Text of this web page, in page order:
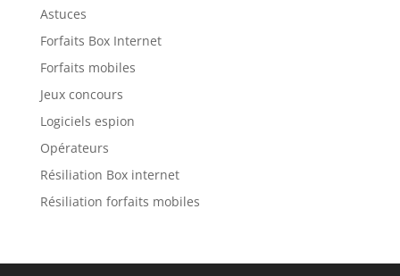
Astuces
Forfaits Box Internet
Forfaits mobiles
Jeux concours
Logiciels espion
Opérateurs
Résiliation Box internet
Résiliation forfaits mobiles